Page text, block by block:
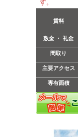
す。
賃料
敷金 ・ 礼金
間取り
主要アクセス
専有面積